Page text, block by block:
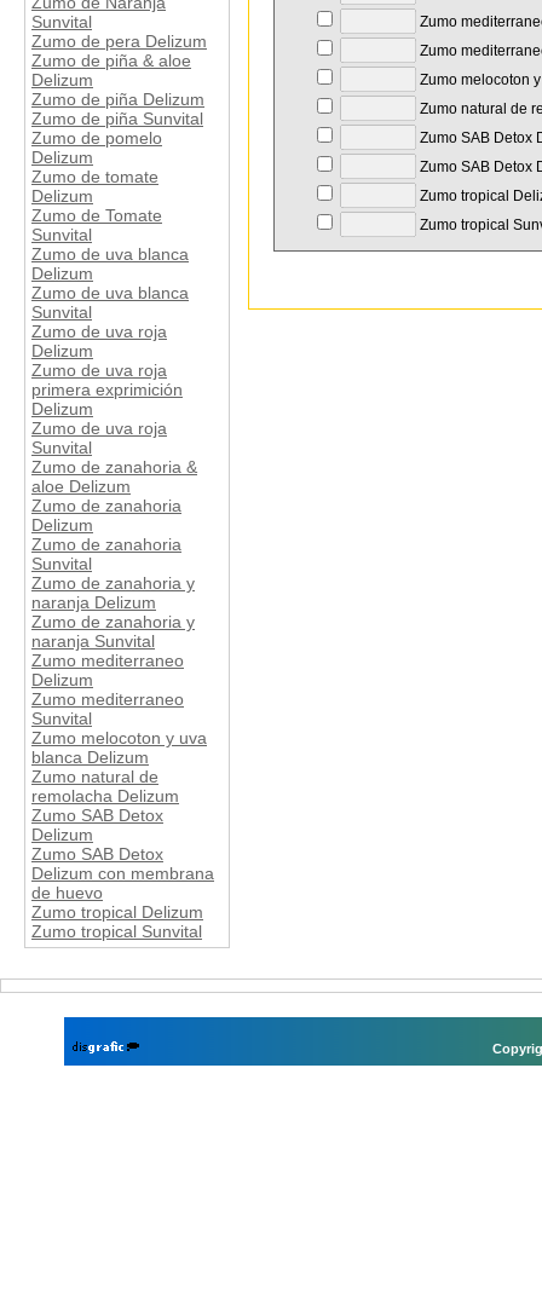
Sunvital
Zumo de pera Delizum
Zumo de piña & aloe
Delizum
Zumo de piña Delizum
Zumo de piña Sunvital
Zumo de pomelo
Delizum
Zumo de tomate
Delizum
Zumo de Tomate
Sunvital
Zumo de uva blanca
Delizum
Zumo de uva blanca
Sunvital
Zumo de uva roja
Delizum
Zumo de uva roja
primera exprimición
Delizum
Zumo de uva roja
Sunvital
Zumo de zanahoria &
aloe Delizum
Zumo de zanahoria
Delizum
Zumo de zanahoria
Sunvital
Zumo de zanahoria y
naranja Delizum
Zumo de zanahoria y
naranja Sunvital
Zumo mediterraneo
Delizum
Zumo mediterraneo
Sunvital
Zumo melocoton y uva
blanca Delizum
Zumo natural de
remolacha Delizum
Zumo SAB Detox
Delizum
Zumo SAB Detox
Delizum con membrana
de huevo
Zumo tropical Delizum
Zumo tropical Sunvital
Zumo
Zumo
Zumo melocoton
Zumo natural de
Zumo SAB Detox
Zumo SAB Detox
Zumo tropical
Zumo tropical